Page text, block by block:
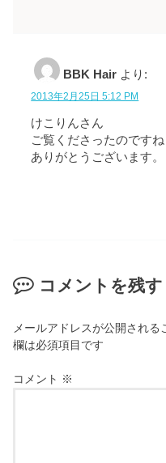
BBK Hair より:
2013年2月25日 5:12 PM
けこりんさん
ご覧くださったのですね
ありがとうございます。
コメントを残す
メールアドレスが公開される
欄は必須項目です
コメント ※